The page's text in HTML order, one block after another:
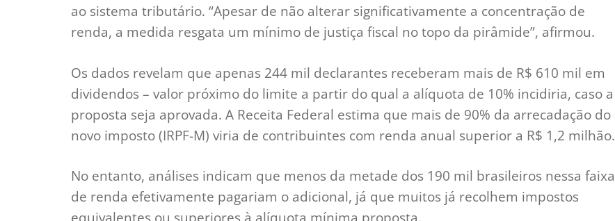
ao sistema tributário. “Apesar de não alterar significativamente a concentração de
renda, a medida resgata um mínimo de justiça fiscal no topo da pirâmide”, afirmou.
Os dados revelam que apenas 244 mil declarantes receberam mais de R$ 610 mil em
dividendos – valor próximo do limite a partir do qual a alíquota de 10% incidiria, caso a
proposta seja aprovada. A Receita Federal estima que mais de 90% da arrecadação do
novo imposto (IRPF-M) viria de contribuintes com renda anual superior a R$ 1,2 milhão.
No entanto, análises indicam que menos da metade dos 190 mil brasileiros nessa faixa
de renda efetivamente pagariam o adicional, já que muitos já recolhem impostos